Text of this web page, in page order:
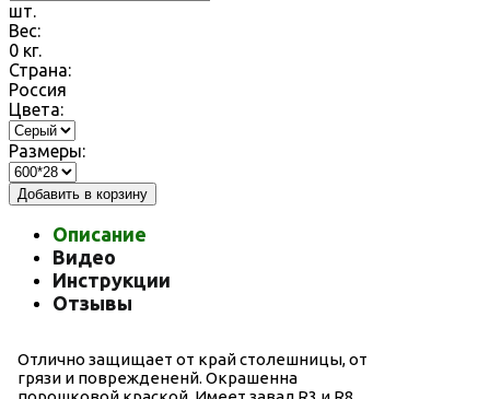
шт.
Вес:
0 кг.
Страна:
Россия
Цвета:
Размеры:
Добавить в корзину
Описание
Видео
Инструкции
Отзывы
Отлично защищает от край столешницы, от
грязи и повреждененй. Окрашенна